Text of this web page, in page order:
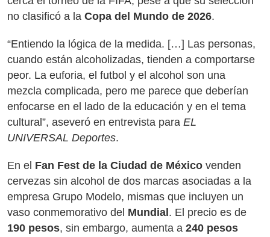
no clasificó a la Copa del Mundo de 2026.
“Entiendo la lógica de la medida. […] Las personas,
cuando están alcoholizadas, tienden a comportarse
peor. La euforia, el futbol y el alcohol son una
mezcla complicada, pero me parece que deberían
enfocarse en el lado de la educación y en el tema
cultural”, aseveró en entrevista para EL
UNIVERSAL Deportes.
En el Fan Fest de la Ciudad de México venden
cervezas sin alcohol de dos marcas asociadas a la
empresa Grupo Modelo, mismas que incluyen un
vaso conmemorativo del Mundial . El precio es de
190 pesos, sin embargo, aumenta a 240 pesos